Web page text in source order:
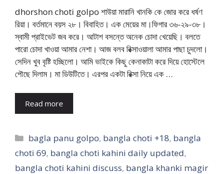
dhorshon choti golpo শাউয়া মারানি খানকি কে জোর করে ধর্ষণ
রিয়া। বর্তমানে বয়স ২৮। বিবাহিত। এক মেয়ের মা।ফিগার ৩৬-২৯-৩৮।
স্বামী প্রাইভেট জব করে। আটাশ বসন্তে অনেক চোদা খেয়েছি। বলতে
পারো চোদা খাওয়া আমার নেশা। আজ বলব রিক্সাওয়ালা আমার পাছা চুদলো।
সেদিন খুব বৃষ্টি হচ্ছিলো। আমি ভাইকে কিছু কেনাকাটা করে দিয়ে হোস্টেলে
পৌছে দিলাম। মা ডিউটিতে। এরপর একটা রিক্সা নিয়ে এক …
Read more
Categories
bagla panu golpo, bangla choti +18, bangla
choti 69, bangla choti kahini daily updated,
bangla choti kahini discuss, bangla khanki magir